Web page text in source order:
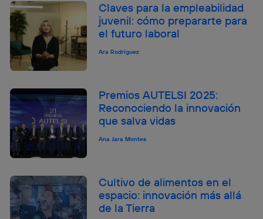
Claves para la empleabilidad
juvenil: cómo prepararte para
el futuro laboral
Ara Rodríguez
Premios AUTELSI 2025:
Reconociendo la innovación
que salva vidas
Ana Jara Montes
Cultivo de alimentos en el
espacio: innovación más allá
de la Tierra